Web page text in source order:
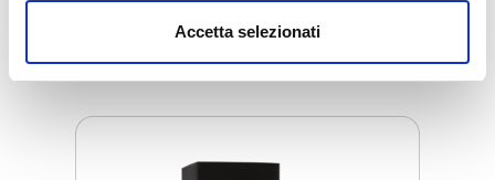
Accetta selezionati
Prodotti collegati